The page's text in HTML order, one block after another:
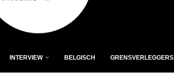
INTERVIEW BELGISCH GRENSVERLEGGERS